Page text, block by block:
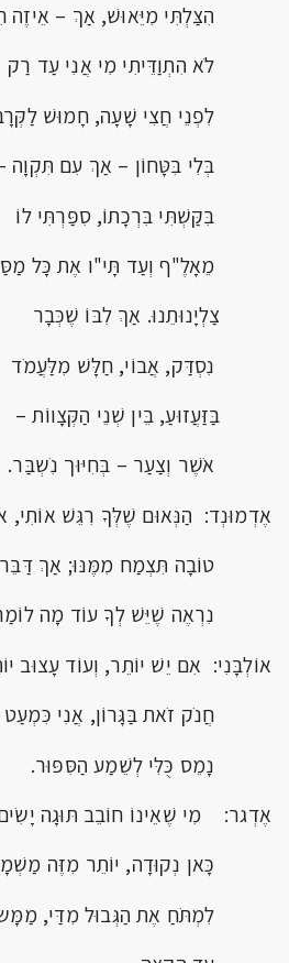
הִצַּלְתִּי מִיֵּאוּשׁ, אַךְ – אֵיזֶה
לֹא הִתְוַדֵּיתִי מִי אֲנִי עַד רַק
לִפְנֵי חֲצִי שָׁעָה, חָמוּשׁ
בְּלִי בִּטָּחוֹן – אַךְ עִם תִּקְוָה –
בִּקַּשְׁתִּי בִּרְכָתוֹ, סִפַּרְתִּי לוֹ
מֵאָלֶ"ף וְעַד תָּי"ו אֶת כָּל
צַלְיָנוּתֵנוּ. אַךְ לִבּוֹ שֶׁכְּבָר
נִסְדַּק, אֲבוֹי, חַלָּשׁ מִלַּעֲמֹד
בַּזַּעֲזוּעַ, בֵּין שְׁנֵי הַקְּצָווֹת –
אֹשֶׁר וְצַעַר – בְּחִיּוּך נִֹשְבַּר.
אֶדְמוּנְד: הַנְּאוּם שֶׁלְּךָ רִגֵּשׁ אוֹתִי,
טוֹבָה תִּצְמַח מִמֶּנּוּ; אַךְ
נִרְאֶה שֶׁיֵּשׁ לְךָ עוֹד מָה
אוֹלְבָּנִי: אִם יֵשׁ יוֹתֵר, וְעוֹד עָצוּב
חֲנֹק זֹאת בַּגָּרוֹן, אֲנִי כִּמְעַט
נָמֵס כֻּלִּי לְשֵׁמַע הַסִּפּוּר.
אֶדְגר: מִי שֶׁאֵינוֹ חוֹבֵב תּוּגָה
כָּאן נְקוּדָה, יוֹתֵר מִזֶּה
לִמְתֹּחַ אֶת הַגְּבוּל מִדַּי,